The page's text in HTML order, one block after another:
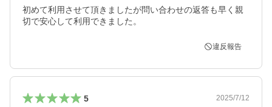
初めて利用させて頂きましたが問い合わせの返答も早く親
切で安心して利用できました。
違反報告
5
2025/7/12